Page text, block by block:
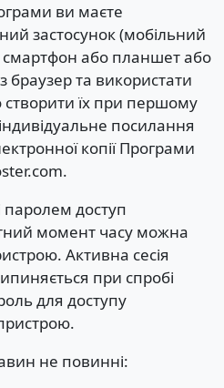
ви маєте
застосунок (мобільний
смартфон або планшет або
браузер та використати
створити їх при першому
посилання
копії Програми
паролем доступ
момент часу можна
Активна сесія
при спробі
для доступу
не повинні: